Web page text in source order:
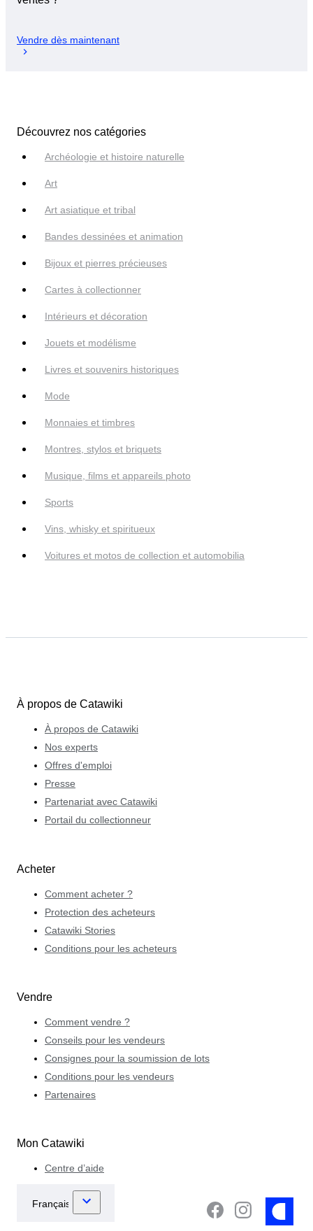
Vendre dès maintenant
Découvrez nos catégories
Archéologie et histoire naturelle
Art
Art asiatique et tribal
Bandes dessinées et animation
Bijoux et pierres précieuses
Cartes à collectionner
Intérieurs et décoration
Jouets et modélisme
Livres et souvenirs historiques
Mode
Monnaies et timbres
Montres, stylos et briquets
Musique, films et appareils photo
Sports
Vins, whisky et spiritueux
Voitures et motos de collection et automobilia
À propos de Catawiki
À propos de Catawiki
Nos experts
Offres d'emploi
Presse
Partenariat avec Catawiki
Portail du collectionneur
Acheter
Comment acheter ?
Protection des acheteurs
Catawiki Stories
Conditions pour les acheteurs
Vendre
Comment vendre ?
Conseils pour les vendeurs
Consignes pour la soumission de lots
Conditions pour les vendeurs
Partenaires
Mon Catawiki
Centre d’aide